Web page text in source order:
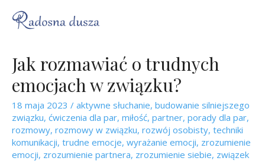
Jak rozmawiać o trudnych
emocjach w związku?
18 maja 2023 / aktywne słuchanie, budowanie silniejszego
związku, ćwiczenia dla par, miłość, partner, porady dla par,
rozmowy, rozmowy w związku, rozwój osobisty, techniki
komunikacji, trudne emocje, wyrażanie emocji, zrozumienie
emocji, zrozumienie partnera, zrozumienie siebie, związek